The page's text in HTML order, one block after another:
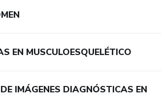
EN MUSCULOESQUELÉTICO
IMÁGENES DIAGNÓSTICAS EN